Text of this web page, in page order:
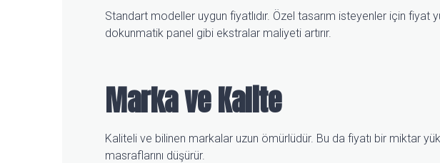
Standart modeller uygun fiyatlıdır. Özel tasarım isteyenler için fiyat
dokunmatik panel gibi ekstralar maliyeti artırır.
Marka ve Kalite
Kaliteli ve bilinen markalar uzun ömürlüdür. Bu da fiyatı bir miktar
masraflarını düşürür.